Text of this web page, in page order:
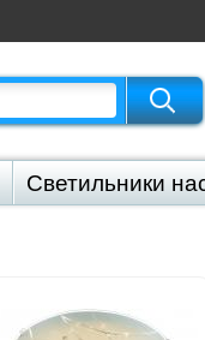
Светильники